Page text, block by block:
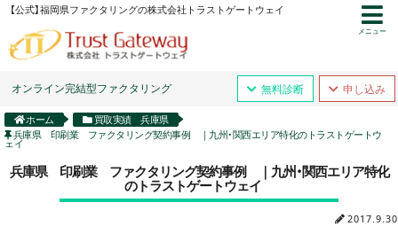
【公式】福岡県ファクタリングの株式会社トラストゲートウェイ
オンライン完結型ファクタリング 無料診断 申し込み
メニュー
ホーム
買取実績 兵庫県
兵庫県 印刷業 ファクタリング契約事例 ｜九州・関西エリア特化のトラストゲートウ
ェイ
兵庫県 印刷業 ファクタリング契約事例 ｜九州・関西エリア特化
のトラストゲートウェイ
2017.9.30